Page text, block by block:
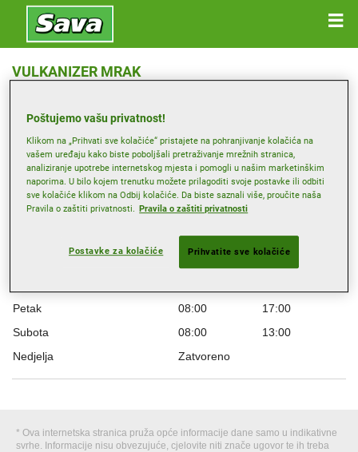
VULKANIZER MRAK
Primi smjernice
Radno vrijeme
Ponedjeljak 08:00
08:00
17:00
Petak
08:00
17:00
Subota
08:00
13:00
Nedjelja
Zatvoreno
* Ova internetska stranica pruža opće informacije dane samo u indikativne
svrhe. Informacije nisu obvezujuće, cjelovite niti znače ugovor te ih treba
Poštujemo vašu privatnost!
Klikom na „Prihvati sve kolačiće“ pristajete na pohranjivanje kolačića na
vašem uređaju kako biste poboljšali pretraživanje mrežnih stranica,
analiziranje upotrebe internetskog mjesta i pomogli u našim marketinškim
naporima. U bilo kojem trenutku možete prilagoditi svoje postavke ili odbiti
sve kolačiće klikom na Odbij kolačiće. Da biste saznali više, proučite naša
Pravila o zaštiti privatnosti. Pravila o zaštiti privatnosti
Postavke za kolačiće Prihvatite sve kolačiće